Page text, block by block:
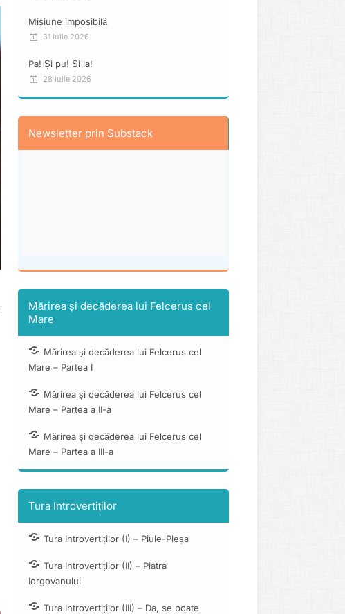
Misiune imposibilă
31 iulie 2026
Pa! Și pu! Și la!
28 iulie 2026
Newsletter prin Substack
Mărirea și decăderea lui Felcerus cel
Mare
Mărirea și decăderea lui Felcerus cel
Mare – Partea I
Mărirea și decăderea lui Felcerus cel
Mare – Partea a II-a
Mărirea și decăderea lui Felcerus cel
Mare – Partea a III-a
Tura Introvertiților
Tura Introvertiților (I) – Piule-Pleșa
Tura Introvertiților (II) – Piatra
Iorgovanului
Tura Introvertiților (III) – Da, se poate